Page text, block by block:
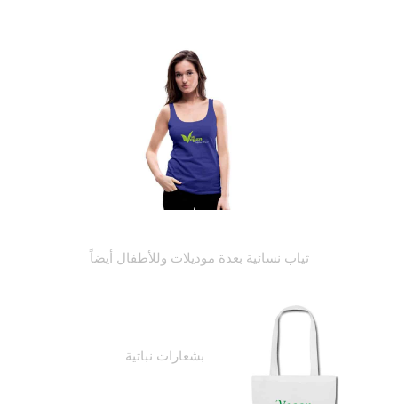
ثياب نسائية بعدة موديلات وللأطفال أيضاً
اكسسوارات بشعارات نباتية